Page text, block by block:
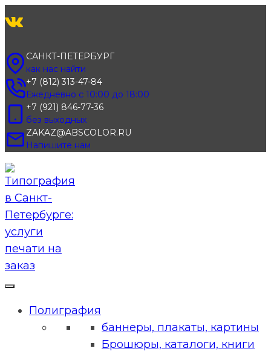
к
САНКТ-ПЕТЕРБУРГ
как нас найти
+7 (812) 313-47-84
Ежедневно с 10:00 до 18:00
+7 (921) 846-77-36
без выходных
ZAKAZ@ABSCOLOR.RU
Напишите нам
Полиграфия
баннеры, плакаты, картины
Брошюры, каталоги, книги